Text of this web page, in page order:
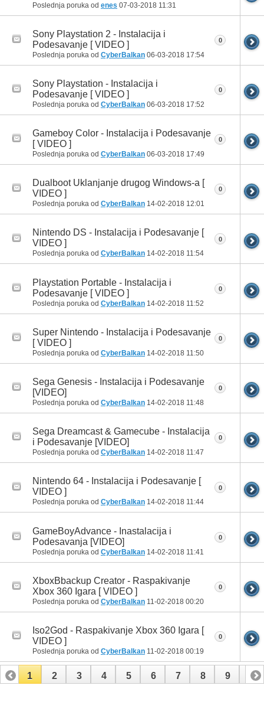
Poslednja poruka od enes 07-03-2018 11:31
Sony Playstation 2 - Instalacija i
Podesavanje [ VIDEO ]
Poslednja poruka od CyberBalkan 06-03-2018 17:54
0
Sony Playstation - Instalacija i
Podesavanje [ VIDEO ]
Poslednja poruka od CyberBalkan 06-03-2018 17:52
0
Gameboy Color - Instalacija i Podesavanje
[ VIDEO ]
Poslednja poruka od CyberBalkan 06-03-2018 17:49
0
Dualboot Uklanjanje drugog Windows-a [
VIDEO ]
Poslednja poruka od CyberBalkan 14-02-2018 12:01
0
Nintendo DS - Instalacija i Podesavanje [
VIDEO ]
Poslednja poruka od CyberBalkan 14-02-2018 11:54
0
Playstation Portable - Instalacija i
Podesavanje [ VIDEO ]
Poslednja poruka od CyberBalkan 14-02-2018 11:52
0
Super Nintendo - Instalacija i Podesavanje
[ VIDEO ]
Poslednja poruka od CyberBalkan 14-02-2018 11:50
0
Sega Genesis - Instalacija i Podesavanje
[VIDEO]
Poslednja poruka od CyberBalkan 14-02-2018 11:48
0
Sega Dreamcast & Gamecube - Instalacija
i Podesavanje [VIDEO]
Poslednja poruka od CyberBalkan 14-02-2018 11:47
0
Nintendo 64 - Instalacija i Podesavanje [
VIDEO ]
Poslednja poruka od CyberBalkan 14-02-2018 11:44
0
GameBoyAdvance - Inastalacija i
Podesavanja [VIDEO]
Poslednja poruka od CyberBalkan 14-02-2018 11:41
0
XboxBbackup Creator - Raspakivanje
Xbox 360 Igara [ VIDEO ]
Poslednja poruka od CyberBalkan 11-02-2018 00:20
0
Iso2God - Raspakivanje Xbox 360 Igara [
VIDEO ]
Poslednja poruka od CyberBalkan 11-02-2018 00:19
0
1 2 3 4 5 6 7 8 9 10